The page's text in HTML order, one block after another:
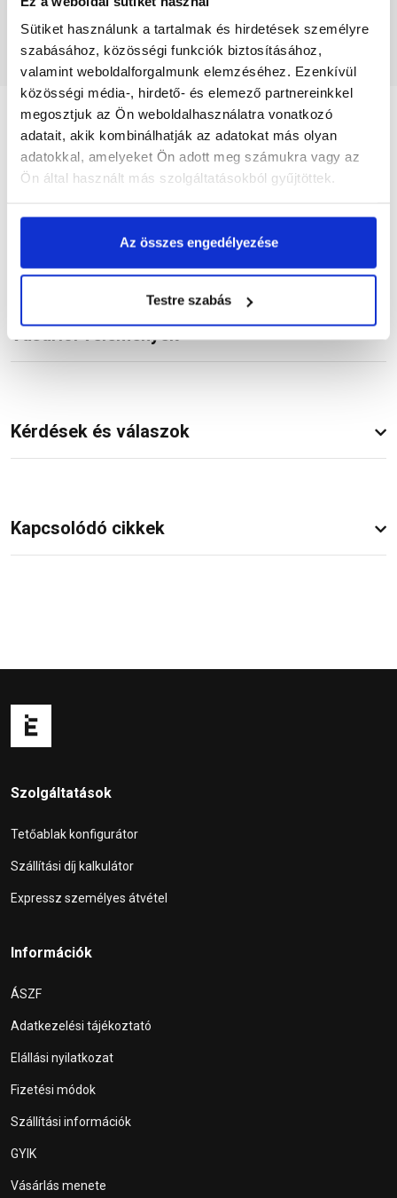
Sütiket használunk a tartalmak és hirdetések személyre
szabásához, közösségi funkciók biztosításához,
valamint weboldalforgalmunk elemzéséhez. Ezenkívül
közösségi média-, hirdető- és elemező partnereinkkel
megosztjuk az Ön weboldalhasználatra vonatkozó
adatait, akik kombinálhatják az adatokat más olyan
adatokkal, amelyeket Ön adott meg számukra vagy az
Ön által használt más szolgáltatásokból gyűjtöttek.
Az összes engedélyezése
Testre szabás
Megnézem Megnézem
Részletes leírás
Termékinformáció
Vásárlói vélemények
Kérdések és válaszok
Kapcsolódó cikkek
Szolgáltatások
Tetőablak konfigurátor
Szállítási díj kalkulátor
Expressz személyes átvétel
Információk
ÁSZF
Adatkezelési tájékoztató
Elállási nyilatkozat
Fizetési módok
Szállítási információk
GYIK
Vásárlás menete